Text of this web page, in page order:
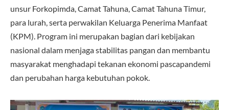
unsur Forkopimda, Camat Tahuna, Camat Tahuna Timur,
para lurah, serta perwakilan Keluarga Penerima Manfaat
(KPM). Program ini merupakan bagian dari kebijakan
nasional dalam menjaga stabilitas pangan dan membantu
masyarakat menghadapi tekanan ekonomi pascapandemi
dan perubahan harga kebutuhan pokok.